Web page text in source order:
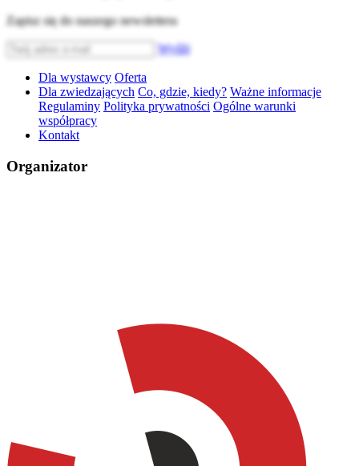
Zapisz się do naszego newslettera
Wyślij
Dla wystawcy Oferta
Dla zwiedzających Co, gdzie, kiedy? Ważne informacje
Regulaminy Polityka prywatności Ogólne warunki
współpracy
Kontakt
Organizator